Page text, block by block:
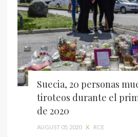
Suecia, 20 personas
tiroteos durante el
de 2020
AUGUST 05, 2020 X RCE